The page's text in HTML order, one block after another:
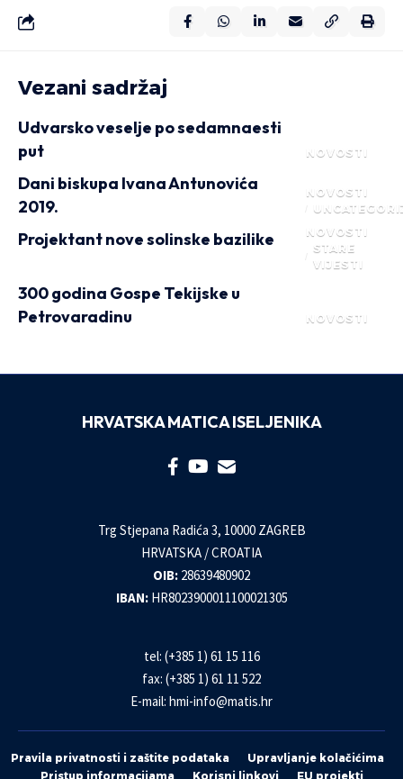
Vezani sadržaj
NOVOSTI
Udvarsko veselje po sedamnaesti
put
NOVOSTI
Dani biskupa Ivana Antunovića
2019.
NOVOSTI
STARE
VIJESTI
Projektant nove solinske bazilike
NOVOSTI
300 godina Gospe Tekijske u
Petrovaradinu
HRVATSKA MATICA ISELJENIKA
Trg Stjepana Radića 3, 10000 ZAGREB
HRVATSKA / CROATIA
OIB: 28639480902
IBAN: HR8023900011100021305
tel: (+385 1) 61 15 116
fax: (+385 1) 61 11 522
E-mail: hmi-info@matis.hr
Pravila privatnosti i zaštite podataka
Upravljanje kolačićima
Pristup informacijama
Korisni linkovi EU projekti